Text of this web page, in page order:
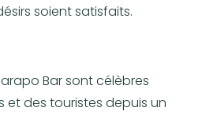
soient satisfaits.
Bar sont célèbres
des touristes depuis un